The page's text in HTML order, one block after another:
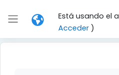
Panel lateral
Está usando el
Acceder)